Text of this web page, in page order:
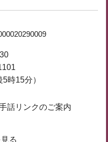
時15分）
話リンクのご案内
る